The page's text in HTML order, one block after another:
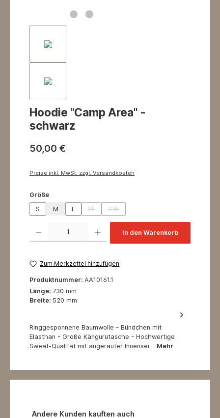
Hoodie "Camp Area" -
schwarz
50,00 €
Preise inkl. MwSt. zzgl. Versandkosten
Größeauswählen
S
M L XL
(Diese Option ist zurzeit nicht verfügbar.)
2XL
(Diese Option ist zurzeit nicht
In den Warenkorb
Zum Merkzettel hinzufügen
Produktnummer: AA10161.1
Länge: 730 mm
Breite: 520 mm
Ringgesponnene Baumwolle - Bündchen mit
Elasthan - Große Kängurutasche - Hochwertige
Sweat-Qualität mit angerauter Innensei… Mehr
Produktgalerie überspringen
Andere Kunden kauften auch